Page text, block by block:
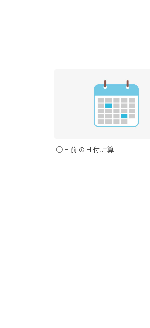
○日前の日付計算